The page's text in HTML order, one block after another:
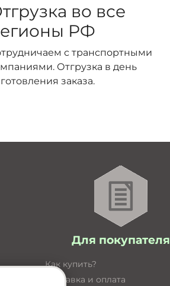
во все
РФ
с транспортными
Отгрузка в день
заказа.
Для покупателя
Как купить?
Доставка и оплата